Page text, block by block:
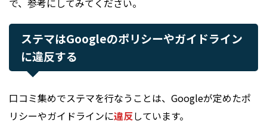
で、参考にしてみてください。
ステマはGoogleのポリシーやガイドライン
に違反する
口コミ集めでステマを行なうことは、Googleが定めたポ
リシーやガイドラインに違反しています。